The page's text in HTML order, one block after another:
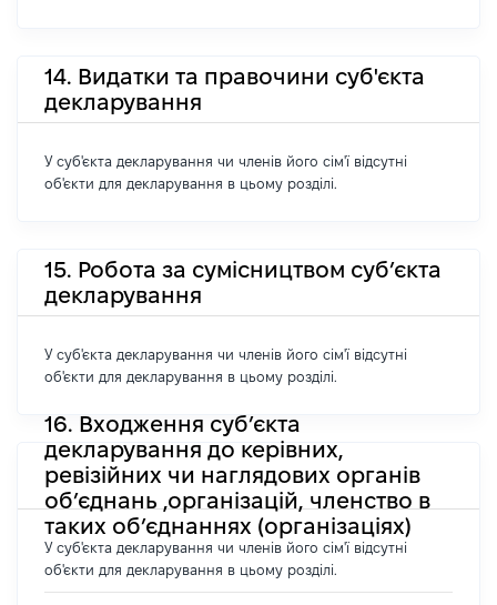
14. Видатки та правочини суб'єкта
декларування
У суб'єкта декларування чи членів його сім'ї відсутні
об'єкти для декларування в цьому розділі.
15. Робота за сумісництвом суб’єкта
декларування
У суб'єкта декларування чи членів його сім'ї відсутні
об'єкти для декларування в цьому розділі.
16. Входження суб’єкта
декларування до керівних,
ревізійних чи наглядових органів
об’єднань ,організацій, членство в
таких об’єднаннях (організаціях)
У суб'єкта декларування чи членів його сім'ї відсутні
об'єкти для декларування в цьому розділі.